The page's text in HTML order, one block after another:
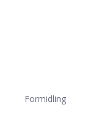
Formidling